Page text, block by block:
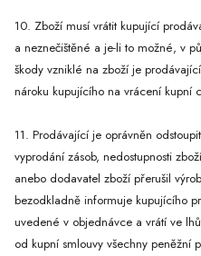
10. Zboží musí vrátit kupující
a neznečištěné a je-li to možné, v
škody vzniklé na zboží je
nároku kupujícího na vrácení kupní
11. Prodávající je oprávněn
vyprodání zásob, nedostupnosti
anebo dodavatel zboží přerušil
bezodkladně informuje kupujícího
uvedené v objednávce a vrátí ve
od kupní smlouvy všechny peněžní